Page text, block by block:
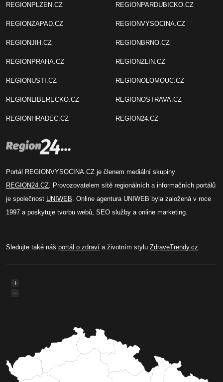
REGIONPLZEN.CZ
REGIONZAPAD.CZ
REGIONJIH.CZ
REGIONPRAHA.CZ
REGIONUSTI.CZ
REGIONLIBERECKO.CZ
REGIONHRADEC.CZ
REGIONPARDUBICKO.CZ
REGIONVYSOCINA.CZ
REGIONBRNO.CZ
REGIONZLIN.CZ
REGIONOLOMOUC.CZ
REGIONOSTRAVA.CZ
REGION24.CZ
Portál REGIONVYSOCINA.CZ je členem mediální skupiny
REGION24.CZ . Provozovatelem sítě regionálních a informačních portálů
je společnost UNIWEB . Online agentura UNIWEB byla založená v roce
1997 a poskytuje tvorbu webů, SEO služby a online marketing.
Sledujte také náš portál o zdraví a životním stylu ZdraveTrendy.cz
+
−